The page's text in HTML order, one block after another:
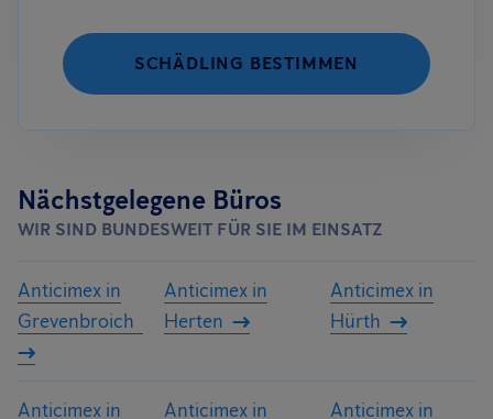
SCHÄDLING BESTIMMEN
Nächstgelegene Büros
WIR SIND BUNDESWEIT FÜR SIE IM EINSATZ
Anticimex in
Grevenbroich
Anticimex in
Herten
Anticimex in
Hürth
Anticimex in
Anticimex in
Anticimex in